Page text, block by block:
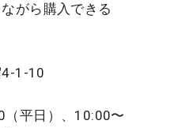
がら購入できる
1-10
平日）、10:00〜